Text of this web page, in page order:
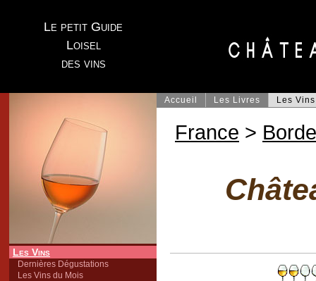
Le petit Guide
Loisel
des vins
Les Vins
Dernières Dégustations
Les Vins du Mois
Accueil Les Livres Les Vins
France >